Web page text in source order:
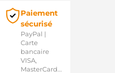
Paiement
sécurisé
PayPal |
Carte
bancaire
VISA,
MasterCard...